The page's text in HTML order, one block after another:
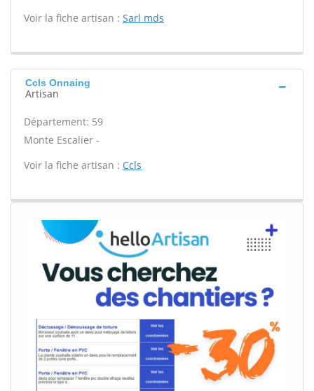
Voir la fiche artisan : Sarl mds
Ccls Onnaing
Artisan
Département: 59
Monte Escalier -
Voir la fiche artisan : Ccls